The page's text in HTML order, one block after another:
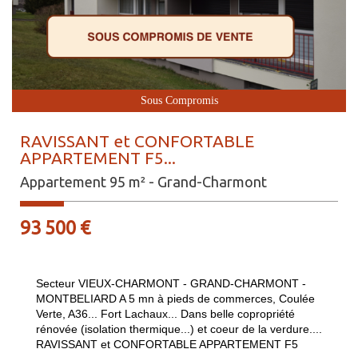
Sous Compromis
RAVISSANT et CONFORTABLE
APPARTEMENT F5...
Appartement 95 m² - Grand-Charmont
93 500 €
Secteur VIEUX-CHARMONT - GRAND-CHARMONT -
MONTBELIARD A 5 mn à pieds de commerces, Coulée
Verte, A36... Fort Lachaux... Dans belle copropriété
rénovée (isolation thermique...) et coeur de la verdure....
RAVISSANT et CONFORTABLE APPARTEMENT F5